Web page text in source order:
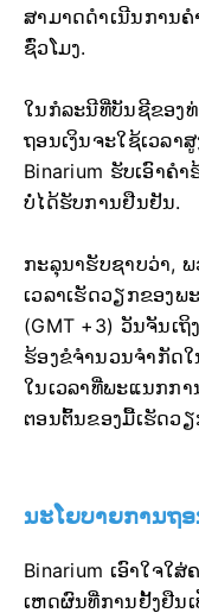
ສາມາດດຳເນີນການ
ຊົ່ວໂມງ.
ໃນກໍລະນີທີ່ບັນຊີຂອງ
ຖອນເງິນຈະໃຊ້ເວລາ
Binarium ຮັບເອົາຄ
ບໍ່ໄດ້ຮັບການຢືນຢັນ.
ກະລຸນາຮັບຊາບວ່າ,
ເວລາເຮັດວຽກຂອງພ
(GMT +3) ວັນຈັນເ
ຮ້ອງຂໍຈຳນວນຈຳກັດ
ໃນເວລາທີ່ພະແນກກ
ຕອນຕົ້ນຂອງມື້ເຮັດວຽ
ນະໂຍບາຍການຖອ
Binarium ເອົາໃຈໃ
ເຫດຜົນທີ່ການຢັ້ງຢືນ